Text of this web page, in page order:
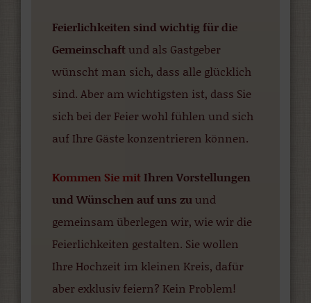
Feierlichkeiten sind wichtig für die
Gemeinschaftund als Gastgeber
wünscht man sich, dass alle glücklich
sind. Aber am wichtigsten ist, dass Sie
sich bei der Feier wohl fühlen und sich
auf Ihre Gäste konzentrieren können.
Kommen Sie mit Ihren Vorstellungen
und Wünschen auf uns zuund
gemeinsam überlegen wir, wie wir die
Feierlichkeiten gestalten. Sie wollen
Ihre Hochzeit im kleinen Kreis, dafür
aber exklusiv feiern? Kein Problem!